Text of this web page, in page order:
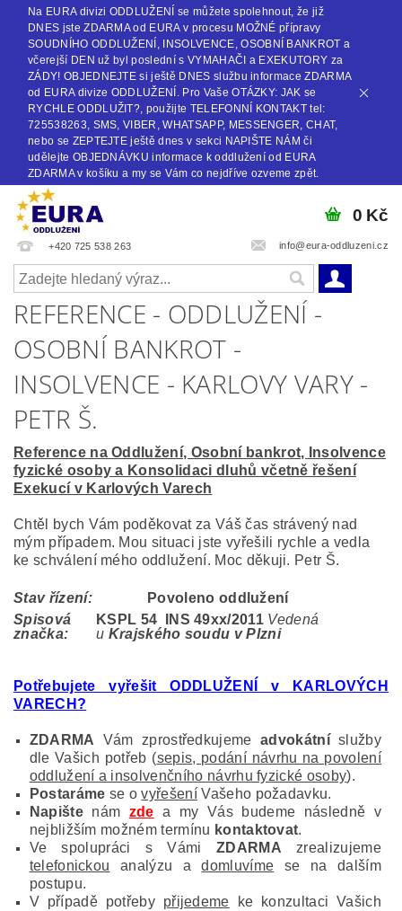
Na EURA divizi ODDLUŽENÍ se můžete spolehnout, že již
DNES jste ZDARMA od EURA v procesu MOŽNÉ přípravy
SOUDNÍHO ODDLUŽENÍ, INSOLVENCE, OSOBNÍ BANKROT a
včerejší DEN už byl poslední s VYMAHAČI a EXEKUTORY za
ZÁDY! OBJEDNEJTE si ještě DNES službu informace ZDARMA
od EURA divize ODDLUŽENÍ. Pro Vaše OTÁZKY: JAK se
RYCHLE ODDLUŽIT?, použijte TELEFONNÍ KONTAKT tel:
725538263, SMS, VIBER, WHATSAPP, MESSENGER, CHAT,
nebo se ZEPTEJTE ještě dnes v sekci NAPIŠTE NÁM či
udělejte OBJEDNÁVKU informace k oddlužení od EURA
ZDARMA v košíku a my se Vám co nejdříve ozveme zpět.
+420 725 538 263 info@eura-oddluzeni.cz
0 Kč
REFERENCE - ODDLUŽENÍ -
OSOBNÍ BANKROT -
INSOLVENCE - KARLOVY VARY -
PETR Š.
Reference na Oddlužení, Osobní bankrot, Insolvence
fyzické osoby a Konsolidaci dluhů včetně řešení
Exekucí v Karlových Varech
Chtěl bych Vám poděkovat za Váš čas strávený nad
mým případem. Mou situaci jste vyřešili rychle a vedla
ke schválení mého oddlužení. Moc děkuji. Petr Š.
Stav řízení:
Povoleno oddlužení
Spisová
značka:
KSPL 54 INS 49xx/2011 Vedená
u Krajského soudu v Plzni
Potřebujete vyřešit ODDLUŽENÍ v KARLOVÝCH
VARECH?
ZDARMA Vám zprostředkujeme advokátníslužby
dle Vašich potřeb (sepis, podání návrhu na povolení
oddlužení a insolvenčního návrhu fyzické osoby).
Postaráme se ovyřešeníVašeho požadavku.
Napištenám zde a my Vás budeme následně v
nejbližším možném termínu kontaktovat.
Ve spolupráci s Vámi ZDARMA zrealizujeme
telefonickou analýzu adomluvíme se na dalším
postupu.
V případě potřeby přijedeme ke konzultaci Vašich